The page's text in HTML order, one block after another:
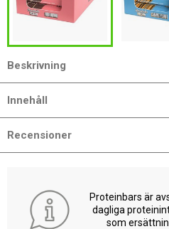
Beskrivning
Innehåll
Recensioner
Proteinbars är
dagliga
som